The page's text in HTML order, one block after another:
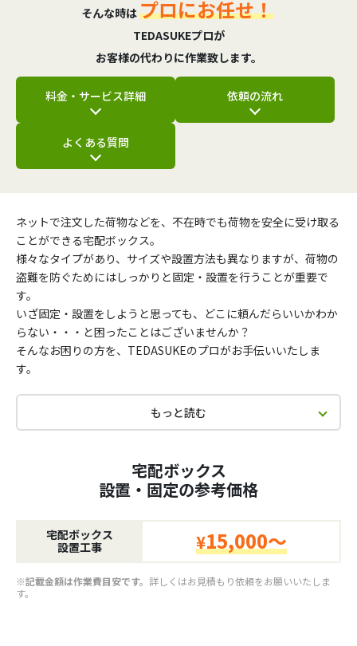
そんな時はプロにお任せ！
TEDASUKEプロが
お客様の代わりに作業致します。
料金・サービス詳細 依頼の流れ
よくある質問
ネットで注文した荷物などを、不在時でも荷物を安全に受け取る
ことができる宅配ボックス。
様々なタイプがあり、サイズや設置方法も異なりますが、荷物の
盗難を防ぐためにはしっかりと固定・設置を行うことが重要で
す。
いざ固定・設置をしようと思っても、どこに頼んだらいいかわか
らない・・・と困ったことはございませんか？
そんなお困りの方を、TEDASUKEのプロがお手伝いいたしま
す。
もっと読む
宅配ボックス
設置・固定の参考価格
宅配ボックス
設置工事
¥15,000～
※記載金額は作業費目安です。 詳しくはお見積もり依頼をお願いいたしま
す。